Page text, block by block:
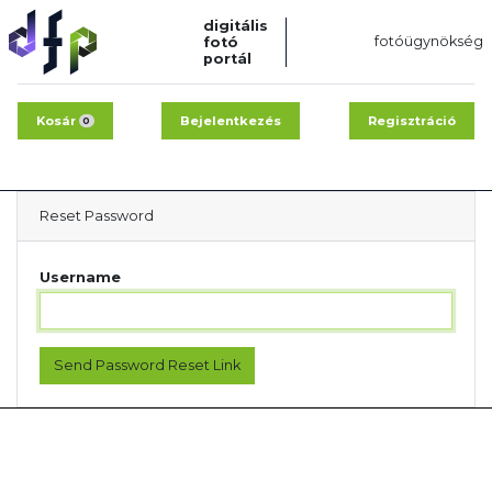
digitális
fotó
portál
fotóügynökség
Kosár 0 Bejelentkezés Regisztráció
Reset Password
Username
Send Password Reset Link